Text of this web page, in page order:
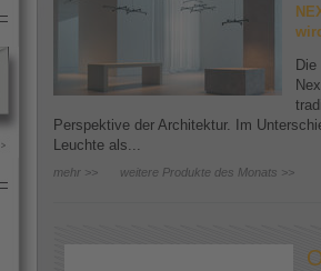
Perspektive der Architektur. Im
Leuchte als...
mehr >> weitere Produkte des Monats >>